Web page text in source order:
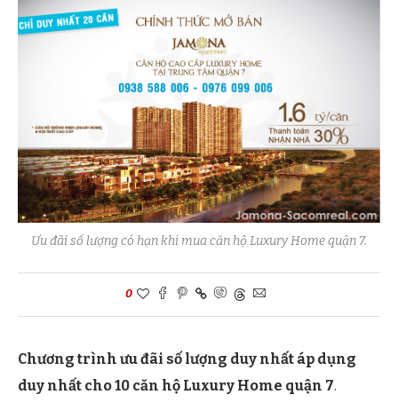
Ưu đãi số lượng có hạn khi mua căn hộ Luxury Home quận 7.
0
Chương trình ưu đãi số lượng duy nhất áp dụng
duy nhất cho 10 căn hộ Luxury Home quận 7.